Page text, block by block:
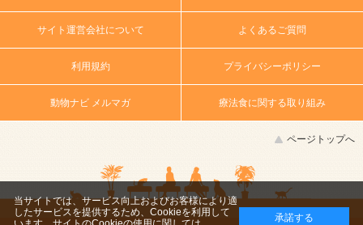
サイト運営会社について よくあるご質問
利用規約 プライバシーポリシー
動物ナビ メルマガ 療法食に関する取り組み
ページトップへ
当サイトでは、サービス向上およびお客様により適
したサービスを提供するため、Cookieを利用して
承諾する